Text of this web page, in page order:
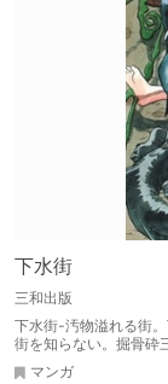
下水街
三和出版
下水街-汚物溢れる街
街を知らない。掘骨砕
マンガ